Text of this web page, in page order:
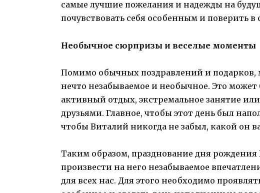
самые лучшие пожелания и надежды на
почувствовать себя особенным и поверить в
Необычное сюрпризы и веселые моменты
Помимо обычных поздравлений и подарков,
нечто незабываемое и необычное. Это
активный отдых, экстремальное занятие
друзьями. Главное, чтобы этот день был
чтобы Виталий никогда не забыл, какой он
Таким образом, празднование дня
произвести на него незабываемое
для всех нас. Для этого необходимо